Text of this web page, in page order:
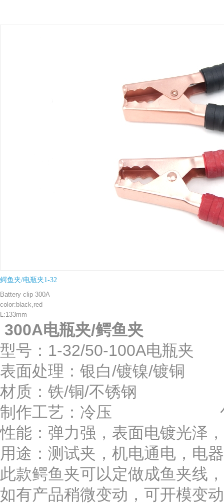
鳄鱼夹/电瓶夹1-32
Battery clip 300A
color:black,red
L:133mm
300A电瓶夹/鳄鱼夹
型号：1-32/50-100A电
表面处理：银白/镀镍/镀
材质：铁/铜/不锈钢 绝
制作工艺：冷压 包装方
性能：弹力强，表面电镀光泽
用途：测试夹，机电通电，电
此款鳄鱼夹可以定做成鱼夹线
如有产品稍微变动，可开模变